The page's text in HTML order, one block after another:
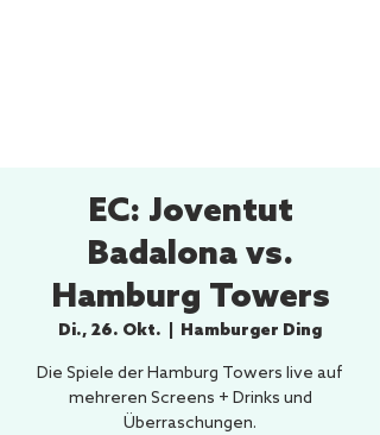
EC: Joventut
Badalona vs.
Hamburg Towers
Di., 26. Okt. Hamburger Ding
Die Spiele der Hamburg Towers live auf
mehreren Screens + Drinks und
Überraschungen.